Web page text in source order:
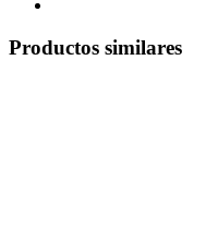
Productos similares